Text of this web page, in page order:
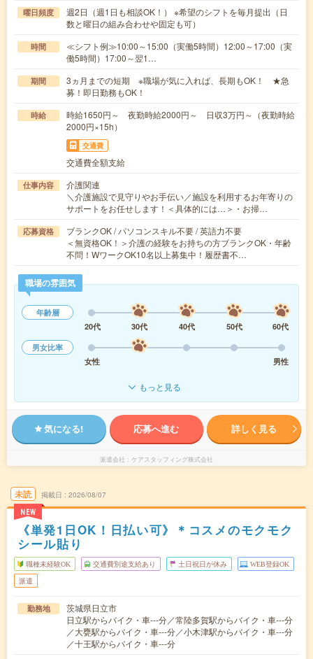
曜日頻度
週2日（週1日も相談OK！） ※希望のシフトを毎月提出（日
数と曜日の組み合わせや固定も可）
時間
≪シフト例≫10:00～15:00（実働5時間）12:00～17:00（実
働5時間）17:00～翌1…
期間
3ヵ月までの短期 ※職場が気に入れば、長期もOK！ ★急
募！即日勤務もOK！
時給
時給1650円～ 夜勤時給2000円～ 日収3万円～（夜勤時給
2000円×15h）
交通費
交通費全額支給
仕事内容
介護関連
＼介護施設で見守りやお手伝い／施設を利用するお年寄りの
サポートをお任せします！＜具体的には…＞・お掃…
応募資格
ブランクOK / パソコンスキル不要 / 英語力不要
＜無資格OK！＞介護の経験をお持ちの方ブランクOK・年齢
不問！WワークOK10名以上募集中！履歴書不…
職場の雰囲気
年齢層
20代
30代 40代 50代
60代
男女比率
女性
男性
もっと見る
気になる! 応募へ進む 詳しく見る
派遣会社 ケアスタッフィング株式会社
未読
NEW
掲載日 2026/08/07
《単発1日OK！日払い可》＊コスメのモクモク
シール貼り
職種未経験OK 交通費別途支給あり 土日祝日が休み WEB登録OK
派遣
勤務地
茨城県日立市
日立駅からバイク・車---分／常陸多賀駅からバイク・車---分
／大甕駅からバイク・車---分／小木津駅からバイク・車---分
／十王駅からバイク・車---分